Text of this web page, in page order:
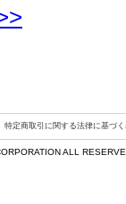
特定商取引に関する法律に基づ
ALL